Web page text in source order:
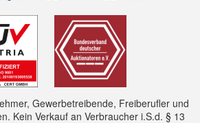
Gewerbetreibende, Freiberufler und
Kein Verkauf an Verbraucher i.S.d. § 13